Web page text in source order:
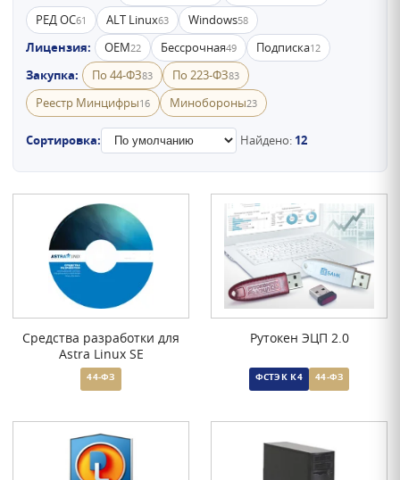
РЕД ОС61 ALT Linux63 Windows58
Лицензия: OEM22 Бессрочная49 Подписка12
Закупка: По 44-ФЗ83 По 223-ФЗ83
Реестр Минцифры16 Минобороны23
Сортировка: Найдено: 12
Средства разработки для
Astra Linux SE
44-ФЗ
Рутокен ЭЦП 2.0
ФСТЭК К4 44-ФЗ